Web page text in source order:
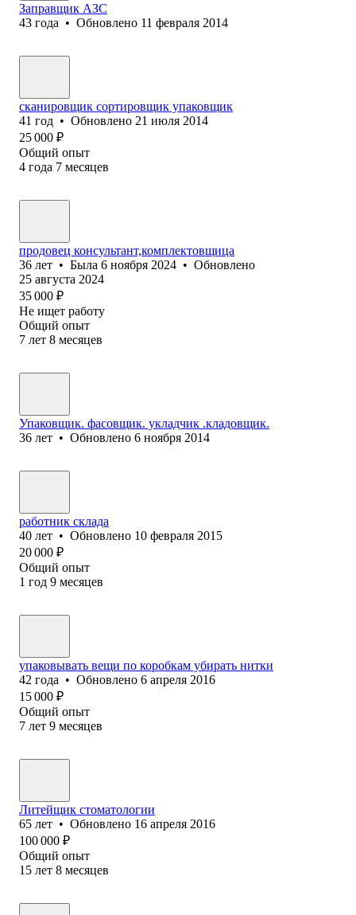
Заправщик АЗС
43 года • Обновлено 11 февраля 2014
сканировщик сортировщик упаковщик
41 год • Обновлено 21 июля 2014
25 000 ₽
Общий опыт
4 года 7 месяцев
продовец консультант,комплектовщица
36 лет • Была 6 ноября 2024 • Обновлено
25 августа 2024
35 000 ₽
Не ищет работу
Общий опыт
7 лет 8 месяцев
Упаковщик. фасовщик. укладчик .кладовщик.
36 лет • Обновлено 6 ноября 2014
работник склада
40 лет • Обновлено 10 февраля 2015
20 000 ₽
Общий опыт
1 год 9 месяцев
упаковывать вещи по коробкам убирать нитки
42 года • Обновлено 6 апреля 2016
15 000 ₽
Общий опыт
7 лет 9 месяцев
Литейщик стоматологии
65 лет • Обновлено 16 апреля 2016
100 000 ₽
Общий опыт
15 лет 8 месяцев